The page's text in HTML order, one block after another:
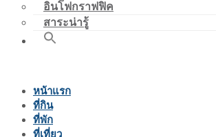
อินโฟกราฟฟิค
สาระน่ารู้
หน้าแรก
ที่กิน
ที่พัก
ที่เที่ยว